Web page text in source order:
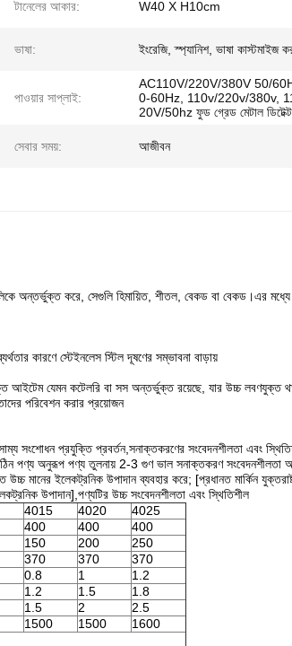
টানেলের আকার: W40 X H10cm
ভাষা: ইংরেজি, স্প্যানিশ, ভাষা কাস্টমাইজ
পাওয়ার সাপ্লাই:
AC110V/220V/380V 50/
0-60Hz, 110v/220v/380v,
20V/50hz ফুড গ্রেড মেটাল ডিটেক্ট
সেবার সময়: আজীবন
অন্তর্ভুক্ত করে, সেগুলি হিমায়িত, শীতল, বেকড বা বেকড।এর মধ্যে
কারণে স্টেইনলেস স্টিল দূষণের সম্ভাবনা বাড়ায়
আইটেম যেমন কটেলরি বা সস অন্তর্ভুক্ত রয়েছে, যার উচ্চ লবণযুক্ত
পরিবেশন করার প্রয়োজন
সংশোধন প্রযুক্তি প্রবর্তন,সনাক্তকরণের সংবেদনশীলতা এবং
পণ্য অনুরূপ পণ্য তুলনায় 2-3 গুণ ভাল সনাক্তকরণ সংবেদনশীলতা
মানের ইলেকট্রনিক উপাদান ব্যবহার করে; [প্রধানত মার্কিন
উপাদান],পণ্যটির উচ্চ সংবেদনশীলতা এবং স্থিতিশীল
4015 4020
4025
400 400
400
150 200
250
370 370
370
0.8 1
1.2
1.2 1.5
1.8
1.5 2
2.5
1500 1500
1600